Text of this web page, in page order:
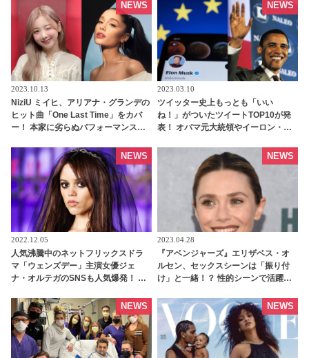
2023.10.13
NiziU ミイヒ、アリアナ・グランデの
ヒット曲「One Last Time」をカバ
ー！ 本家に劣らぬパフォーマンスに
高！」の声［動画あり］
NEWS
2023.03.10
ツイッター史上もっとも「いい
ね！」がついたツイートTOP10が発
表！ オバマ元大統領やイーロン・マ
あの人気俳優の訃報 - tvgroove
NEWS
2022.12.05
人気沸騰中のネットフリックスドラ
マ「ウェンズデー」主演女優ジェ
ナ・オルテガのSNSも人気爆発！ な
が10日間で驚異の1000万人増 -
tvgroove
NEWS
2023.04.28
『アベンジャーズ』エリザベス・オ
ルセン、セックスシーンは「振り付
け」と一緒！？ 性的シーンで活躍す
ター」の重要性についても語る -
tvgroove
NEWS
NEWS NEWS